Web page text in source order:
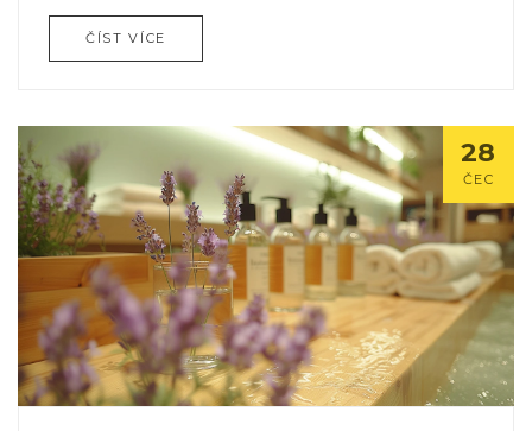
takové míry, že si připadáte jako v sedmém nebi. A
jejich charisma? No, to je kapitola sama pro sebe!
ČÍST VÍCE
28
ČEC